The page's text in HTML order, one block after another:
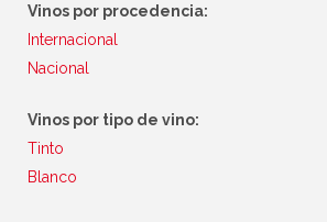
Vinos por procedencia:
Internacional
Nacional
Vinos por tipo de vino:
Tinto
Blanco